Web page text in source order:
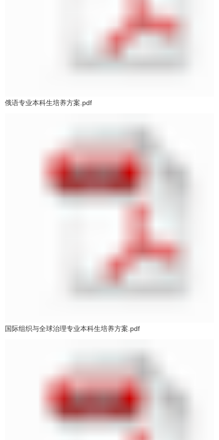
俄语专业本科生培养方案.pdf
国际组织与全球治理专业本科生培养方案.pdf